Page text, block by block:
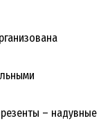
– надувные